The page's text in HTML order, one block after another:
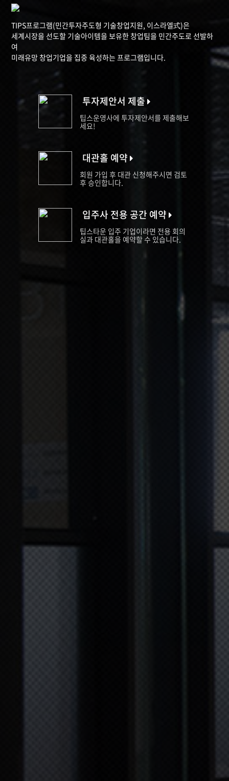
TIPS프로그램(민간투자주도형 기술창업지원, 이스라엘式)은
세계시장을 선도할 기술아이템을 보유한 창업팀을 민간주도로 선발하
여
미래유망 창업기업을 집중 육성하는 프로그램입니다.
투자제안서 제출
팁스운영사에 투자제안서를 제출해보
세요!
대관홀 예약
회원 가입 후 대관 신청해주시면 검토
후 승인합니다.
입주사 전용 공간 예약
팁스타운 입주 기업이라면 전용 회의
실과 대관홀을 예약할 수 있습니다.